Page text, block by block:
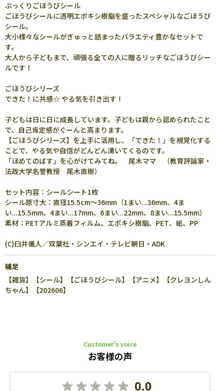
ぷっくりごほうびシール
ごほうびシールに透明エポキシ樹脂を盛ったスペシャルなごほうび
シール。
大小様々なシールがぎゅっと詰まったバラエティ豊かなセットで
す。
大人から子どもまで、頑張る全ての人に贈るリッチなごほうびシー
ルです！
ごほうびシリーズ
できた！に共感☆ やる気を引き出す！
子どもは日に日に成長しています。子どもは親から認められたこと
で、自己肯定感がぐーんと高まります。
【ごほうびシリーズ】を上手に活用し、「できた！」を視覚化する
ことで、やる気や自信がどんどん湧いてくるのです。
「ほめてのばす」を心がけてみてね。 尾木ママ （教育評論家・
法政大学名誉教授 尾木直樹）
セット内容：シールシート1枚
シール原寸大：直径15.5cm～36mm（1まい...36mm、4ま
い...15.5mm、4まい...17mm、6まい...22mm、8まい...15.5mm）
素材：PETアルミ蒸着フィルム、エポキシ樹脂、PET、紙、PP
(C)臼井儀人／双葉社・シンエイ・テレビ朝日・ADK
補足
【雑貨】【シール】【ごほうびシール】【アニメ】【クレヨンしん
ちゃん】【202606】
Customer’s voice
お客様の声
0.0